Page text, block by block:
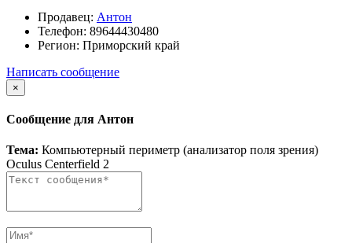
Продавец: Антон
Телефон: 89644430480
Регион: Приморский край
Написать сообщение
×
Сообщение для Антон
Тема: Компьютерный периметр (анализатор поля зрения)
Oculus Centerfield 2